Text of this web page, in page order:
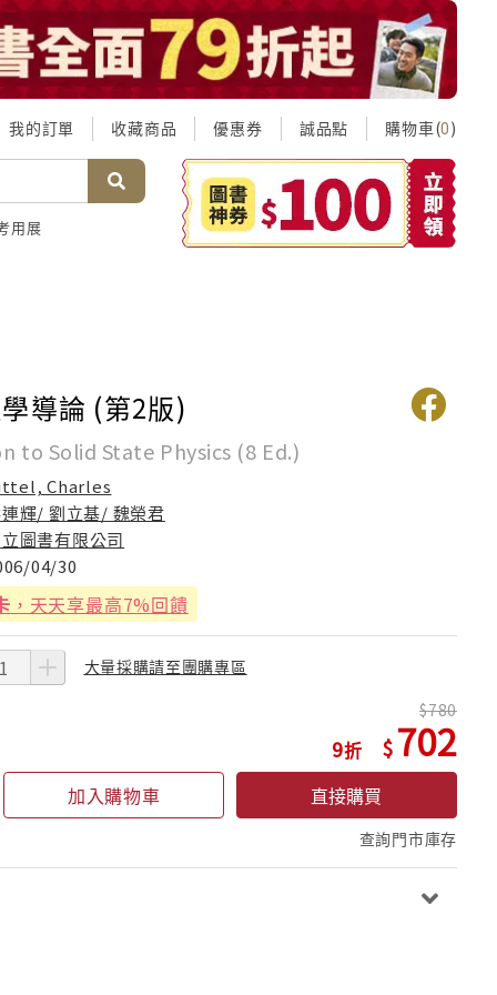
我的訂單 收藏商品 優惠券 誠品點 購物車(0)
用展
導論 (第2版)
to Solid State Physics (8 Ed.)
Charles
輝/ 劉立基/ 魏榮君
圖書有限公司
04/30
，天天享最高7%回饋
大量採購請至團購專區
9
780
702
加入購物車 直接購買
查詢門市庫存